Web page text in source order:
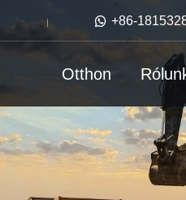
+86-
Otthon